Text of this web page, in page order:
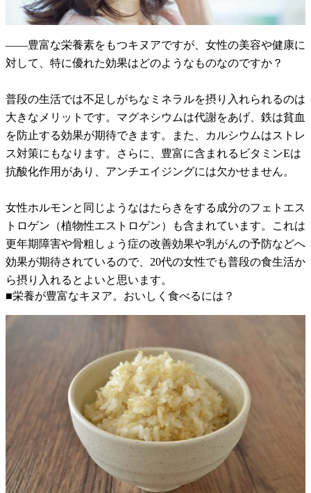
――豊富な栄養素をもつキヌアですが、女性の美容や健康に
対して、特に優れた効果はどのようなものなのですか？
普段の生活では不足しがちなミネラルを摂り入れられるのは
大きなメリットです。マグネシウムは代謝をあげ、鉄は貧血
を防止する効果が期待できます。また、カルシウムはストレ
ス対策にもなります。さらに、豊富に含まれるビタミンEは
抗酸化作用があり、アンチエイジングには欠かせません。
女性ホルモンと同じようなはたらきをする成分のフェトエス
トロゲン（植物性エストロゲン）も含まれています。これは
更年期障害や骨粗しょう症の改善効果や乳がんの予防などへ
効果が期待されているので、20代の女性でも普段の食生活か
ら摂り入れるとよいと思います。
■栄養が豊富なキヌア。おいしく食べるには？